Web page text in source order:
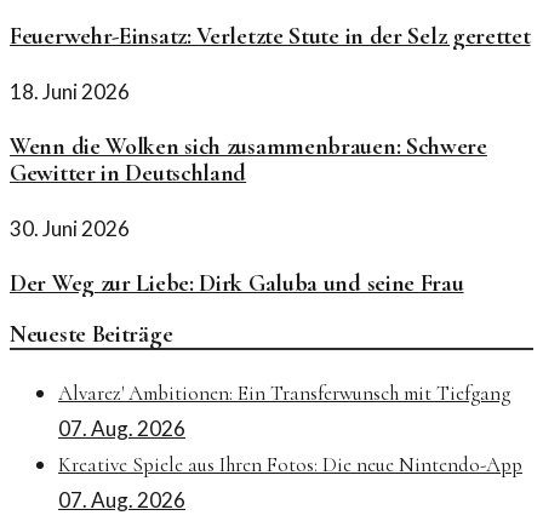
Feuerwehr-Einsatz: Verletzte Stute in der Selz gerettet
18. Juni 2026
Wenn die Wolken sich zusammenbrauen: Schwere
Gewitter in Deutschland
30. Juni 2026
Der Weg zur Liebe: Dirk Galuba und seine Frau
Neueste Beiträge
Alvarez' Ambitionen: Ein Transferwunsch mit Tiefgang
07. Aug. 2026
Kreative Spiele aus Ihren Fotos: Die neue Nintendo-App
07. Aug. 2026